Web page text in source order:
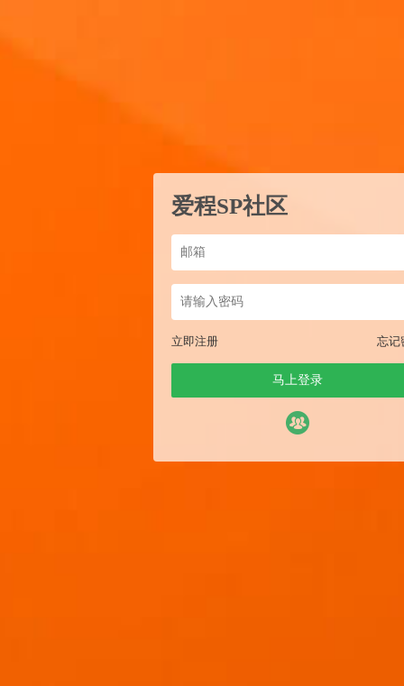
爱程SP社区
立即注册 忘记
马上登录